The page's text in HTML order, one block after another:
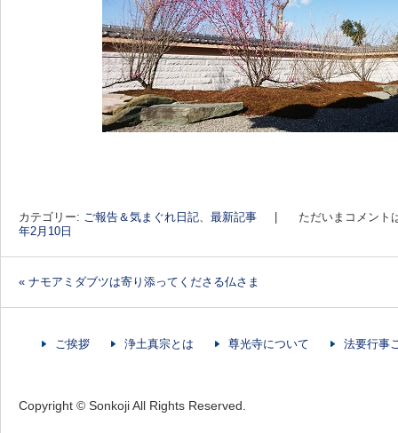
カテゴリー: ご報告＆気まぐれ日記 最新記事
ただいまコメント
年2月10日
« ナモアミダブツは寄り添ってくださる仏さま
ご挨拶 浄土真宗とは 尊光寺について 法要行事
Copyright © Sonkoji All Rights Reserved.